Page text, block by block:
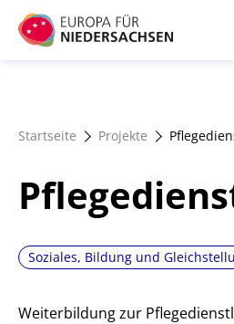
Direkt
zum
Förderangebote
Magazin
Startseite Projekte
Soziales, Bildung und
Weiterbildung zur